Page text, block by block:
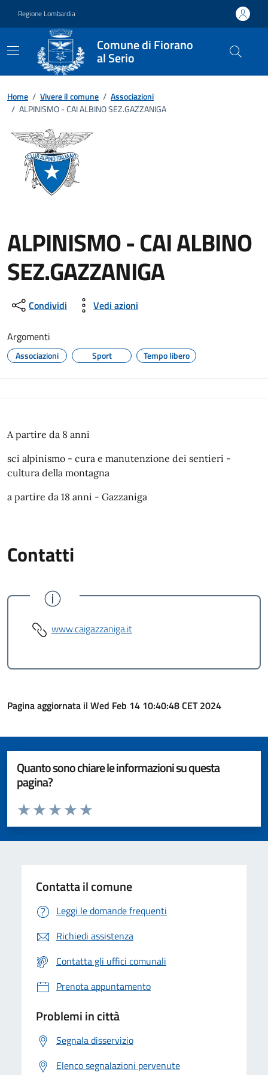
Regione Lombardia
Comune di Fiorano
al Serio
Home / Vivere il comune / Associazioni
/ ALPINISMO - CAI ALBINO SEZ.GAZZANIGA
ALPINISMO - CAI ALBINO
SEZ.GAZZANIGA
Condividi Vedi azioni
Argomenti
Associazioni Sport Tempo libero
A partire da 8 anni
sci alpinismo - cura e manutenzione dei sentieri -
cultura della montagna
a partire da 18 anni - Gazzaniga
Contatti
www.caigazzaniga.it
Pagina aggiornata il Wed Feb 14 10:40:48 CET 2024
Quanto sono chiare le informazioni su questa
pagina?
Valuta da 1 a 5 stelle la pagina
Valuta 5 stelle su 5
Valuta 4 stelle su 5
Valuta 3 stelle su 5
Valuta 2 stelle su 5
Valuta 1 stelle su 5
Contatta il comune
Leggi le domande frequenti
Richiedi assistenza
Contatta gli uffici comunali
Prenota appuntamento
Problemi in città
Segnala disservizio
Elenco segnalazioni pervenute